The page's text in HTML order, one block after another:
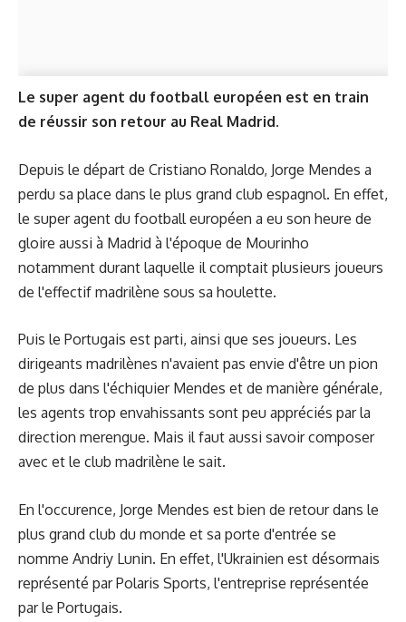
Le super agent du football européen est en train
de réussir son retour au Real Madrid.
Depuis le départ de Cristiano Ronaldo, Jorge Mendes a
perdu sa place dans le plus grand club espagnol. En effet,
le super agent du football européen a eu son heure de
gloire aussi à Madrid à l'époque de Mourinho
notamment durant laquelle il comptait plusieurs joueurs
de l'effectif madrilène sous sa houlette.
Puis le Portugais est parti, ainsi que ses joueurs. Les
dirigeants madrilènes n'avaient pas envie d'être un pion
de plus dans l'échiquier Mendes et de manière générale,
les agents trop envahissants sont peu appréciés par la
direction merengue. Mais il faut aussi savoir composer
avec et le club madrilène le sait.
En l'occurence, Jorge Mendes est bien de retour dans le
plus grand club du monde et sa porte d'entrée se
nomme Andriy Lunin. En effet, l'Ukrainien est désormais
représenté par Polaris Sports, l'entreprise représentée
par le Portugais.